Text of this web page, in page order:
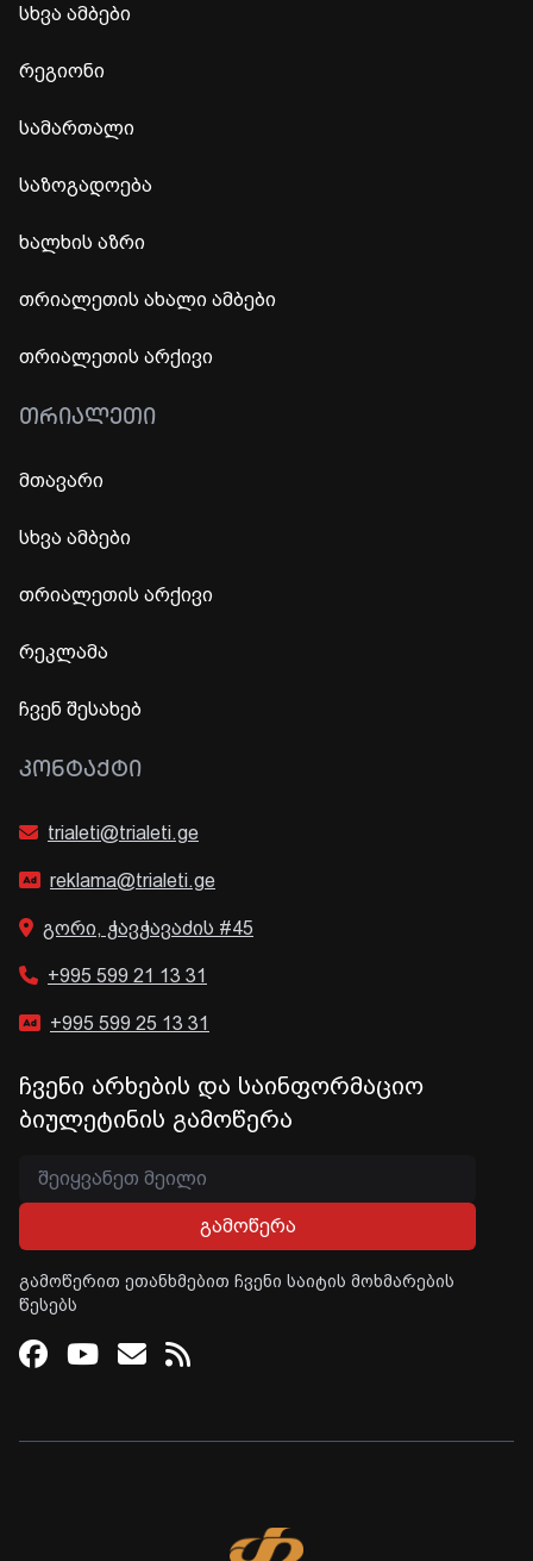
სხვა ამბები
რეგიონი
სამართალი
საზოგადოება
ხალხის აზრი
თრიალეთის ახალი ამბები
თრიალეთის არქივი
ᲗᲠᲘᲐᲚᲔᲗᲘ
მთავარი
სხვა ამბები
თრიალეთის არქივი
რეკლამა
ჩვენ შესახებ
ᲙᲝᲜᲢᲐᲥᲢᲘ
trialeti@trialeti.ge
reklama@trialeti.ge
გორი, ჭავჭავაძის #45
+995 599 21 13 31
+995 599 25 13 31
ჩვენი არხების და საინფორმაციო
ბიულეტინის გამოწერა
გამოწერა
გამოწერით ეთანხმებით ჩვენი საიტის მოხმარების
წესებს
Facebook
Youtube
Email
RSS